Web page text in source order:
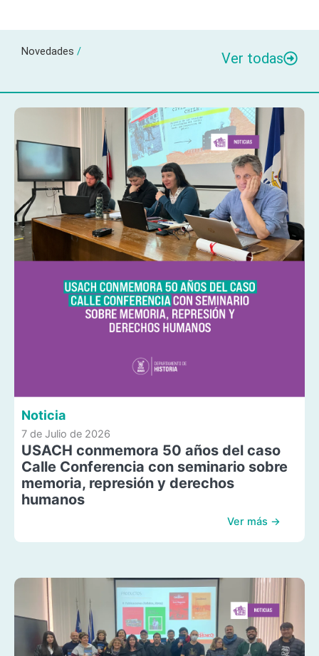
Novedades / Ver todas
Noticia
7 de Julio de 2026
USACH conmemora 50 años del caso
Calle Conferencia con seminario sobre
memoria, represión y derechos
humanos
Ver más →